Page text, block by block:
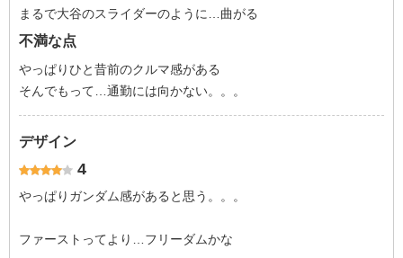
まるで大谷のスライダーのように…曲がる
不満な点
やっぱりひと昔前のクルマ感がある
そんでもって…通勤には向かない。。。
デザイン
4
やっぱりガンダム感があると思う。。。
ファーストってより…フリーダムかな